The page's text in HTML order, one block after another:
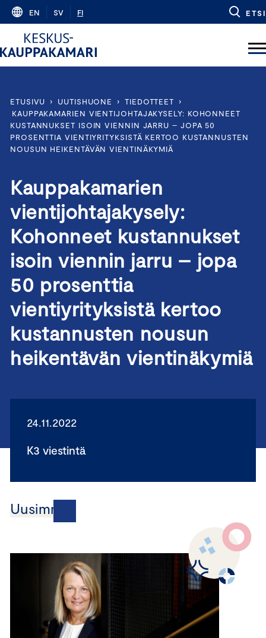
Skip
content
EN SV FI ETSI
ETUSIVU › UUTISHUONE › TIEDOTTEET
›
KAUPPAKAMARIEN VIENTIJOHTAJAKYSELY: KOHONNEET
KUSTANNUKSET ISOIN VIENNIN JARRU – JOPA 50
PROSENTTIA VIENTIYRITYKSISTÄ KERTOO KUSTANNUSTEN
NOUSUN HEIKENTÄVÄN VIENTINÄKYMIÄ
Kauppakamarien
vientijohtajakysely:
Kohonneet kustannukset
isoin viennin jarru – jopa
50 prosenttia
vientiyrityksistä kertoo
kustannusten nousun
heikentävän vientinäkymiä
24.11.2022
K3 viestintä
Uusimmat